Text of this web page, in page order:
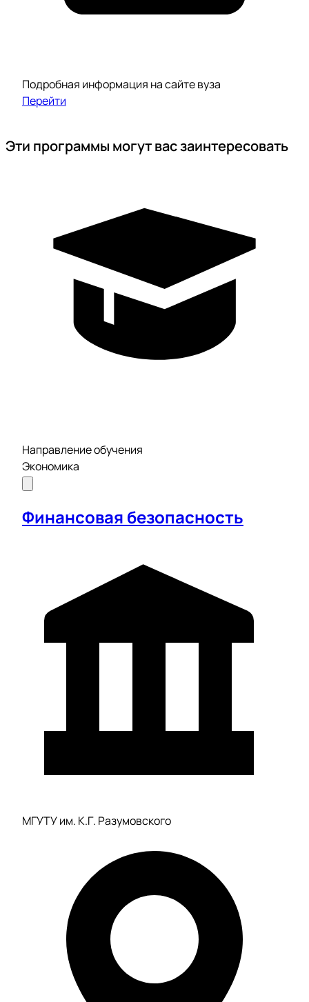
Подробная информация на сайте вуза
Перейти
Эти программы могут вас заинтересовать
Направление обучения
Экономика
Финансовая безопасность
МГУТУ им. К.Г. Разумовского